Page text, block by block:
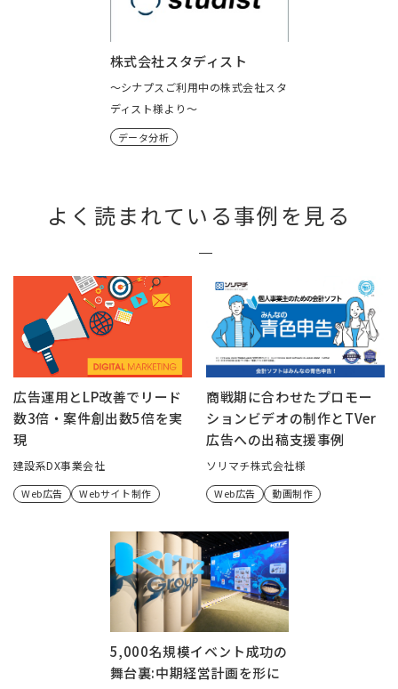
株式会社スタディスト
～シナプスご利用中の株式会社スタ
ディスト様より～
データ分析
よく読まれている事例を見る
広告運用とLP改善でリード
数3倍・案件創出数5倍を実
現
建設系DX事業会社
Web広告 Webサイト制作
商戦期に合わせたプロモー
ションビデオの制作とTVer
広告への出稿支援事例
ソリマチ株式会社様
Web広告 動画制作
5,000名規模イベント成功の
舞台裏:中期経営計画を形に